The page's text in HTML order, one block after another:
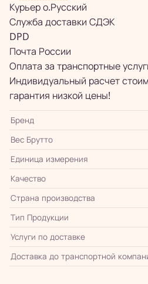
Курьер о.Русский
Служба доставки СДЭК
DPD
Почта России
Оплата за транспортные
Индивидуальный расчет
гарантия низкой цены!
Бренд
Вес Брутто
Единица измерения
Качество
Страна производства
Тип Продукции
Услуги по доставке
Доставка до транспортной